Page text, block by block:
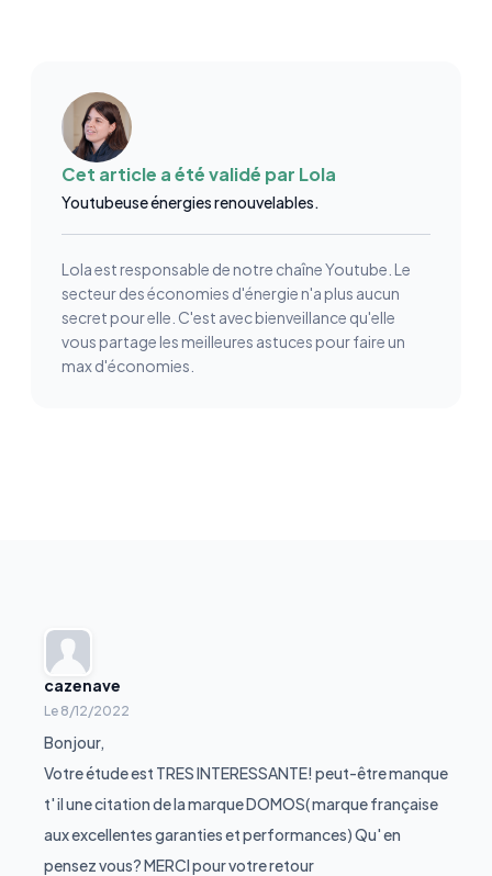
Cet article a été validé par Lola
Youtubeuse énergies renouvelables.
Lola est responsable de notre chaîne Youtube. Le
secteur des économies d'énergie n'a plus aucun
secret pour elle. C'est avec bienveillance qu'elle
vous partage les meilleures astuces pour faire un
max d'économies.
cazenave
Le 8/12/2022
Bonjour,
Votre étude est TRES INTERESSANTE! peut-être manque
t' il une citation de la marque DOMOS( marque française
aux excellentes garanties et performances) Qu' en
pensez vous? MERCI pour votre retour